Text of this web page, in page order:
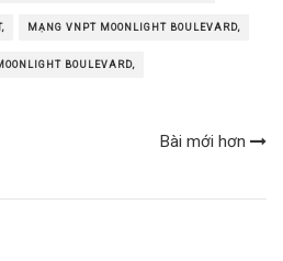
MẠNG VNPT MOONLIGHT BOULEVARD,
BOULEVARD,
Bài mới hơn